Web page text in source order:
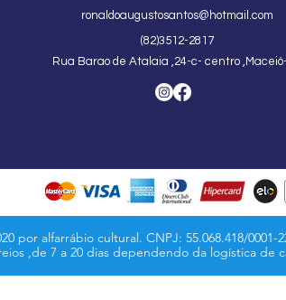
ronaldoaugustosantos@hotmail.com
(82)3512-2817
Rua Barao de Atalaia ,24-c- centro
por alfarrábio cultural. CNPJ:
,de 7 a 20 dias dependendo da logística de